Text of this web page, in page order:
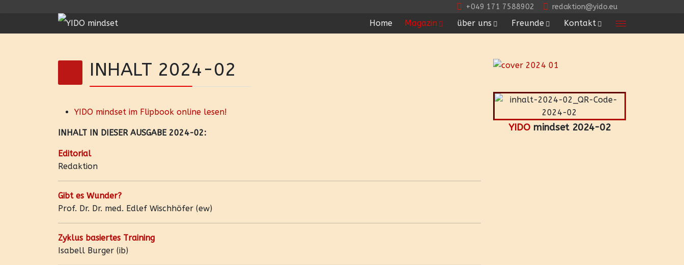
+049 171 7588902 redaktion@yido.eu
Home Magazin über uns Freunde Kontakt
INHALT 2024-02
YIDO mindset im Flipbook online lesen!
INHALT IN DIESER AUSGABE 2024-02:
Editorial
Redaktion
Gibt es Wunder?
Prof. Dr. Dr. med. Edlef Wischhöfer (ew)
Zyklus basiertes Training
Isabell Burger (ib)
YIDO mindset 2024-02